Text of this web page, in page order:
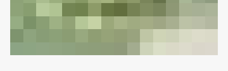
AR – Arhitektura, raziskovanje